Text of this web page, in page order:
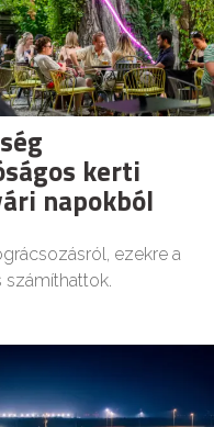
kerti
napokból
ezekre a
számíthattok.